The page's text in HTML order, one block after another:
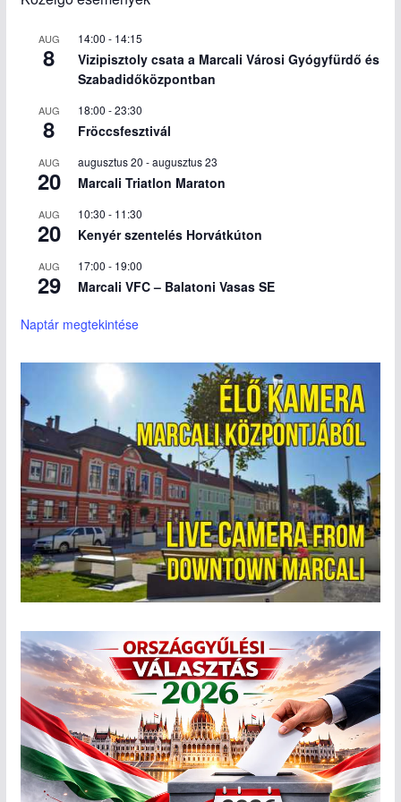
AUG
8
14:00 - 14:15
Vizipisztoly csata a Marcali Városi Gyógyfürdő és
Szabadidőközpontban
AUG
8
18:00 -23:30
Fröccsfesztivál
AUG
20
augusztus 20 -augusztus 23
Marcali Triatlon Maraton
AUG
20
10:30 - 11:30
Kenyér szentelés Horvátkúton
AUG
29
17:00 - 19:00
Marcali VFC – Balatoni Vasas SE
Naptár megtekintése